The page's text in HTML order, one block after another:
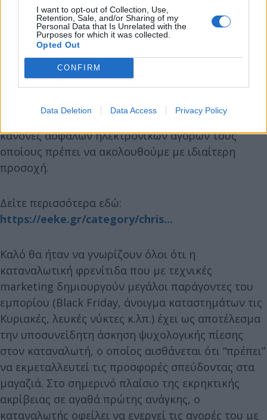
I want to opt-out of Collection, Use,
Retention, Sale, and/or Sharing of my
Personal Data that Is Unrelated with the
Purposes for which it was collected.
Opted Out
CONFIRM
Data Deletion Data Access Privacy Policy
Λόγω του ότι οι αγορές μας τη συγκεκριμένη ημέρα
ή γενικά τις εκπτωτικές περιόδους γίνονται πλέον,
σε μεγάλο ποσοστό, ηλεκτρονικά, θυμίζουμε τους
κανόνες ασφαλών ηλεκτρονικών αγορών τους
οποίους πρέπει να ακολουθούμε με ιδιαίτερη
προσοχή.
Δείτε περισσότερα εδώ:
https://eeke.gr/category/chris...
Καλό θα ήταν να γνωρίζουν όλοι ότι η
καταναλωτική φρενίτιδα που με τεχνικές
marketing δημιουργούν μεγάλοι παράγοντες του
εμπορίου (Βlack Friday, άνοιγμα καταστημάτων τις
Κυριακές, λευκές νύκτες κ.λπ.) έχει ως αποτέλεσμα
την υποσυνείδητη άσκηση ψυχολογικής πίεσης
στον καταναλωτή, ο οποίος αισθάνεται ότι “πρέπει”
να εκμεταλλευτεί τις προσφορές σπεύδοντας στα
μαγαζιά. Στο σημερινό πλαίσιο της εκρηκτικής
ακρίβειας σε αγαθά πρώτης ανάγκης, ο
καταναλωτής οφείλει να ενεργεί τις αγορές του με